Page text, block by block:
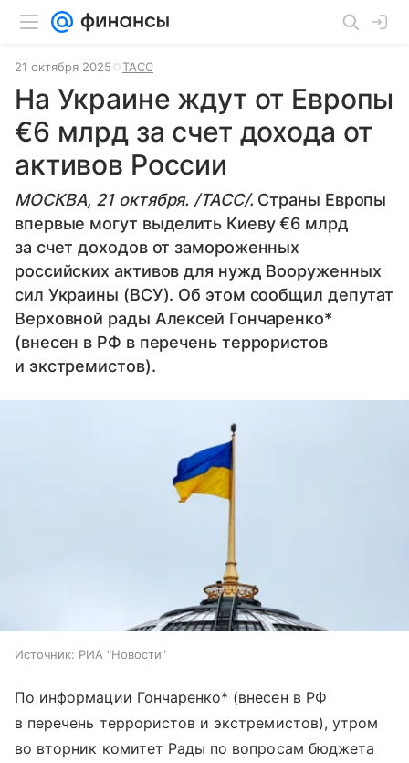
21 октября 2025 ТАСС
На Украине ждут от Европы
€6 млрд за счет дохода от
активов России
МОСКВА, 21 октября. /ТАСС/. Страны Европы
впервые могут выделить Киеву €6 млрд
за счет доходов от замороженных
российских активов для нужд Вооруженных
сил Украины (ВСУ). Об этом сообщил депутат
Верховной рады Алексей Гончаренко*
(внесен в РФ в перечень террористов
и экстремистов).
Источник: РИА "Новости"
По информации Гончаренко* (внесен в РФ
в перечень террористов и экстремистов), утром
во вторник комитет Рады по вопросам бюджета